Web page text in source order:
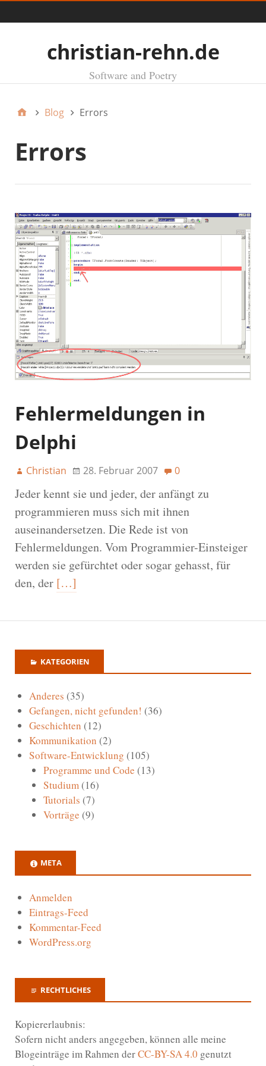
christian-rehn.de
Software and Poetry
Blog Errors
Errors
Fehlermeldungen in
Delphi
Christian 28. Februar 2007 0
Jeder kennt sie und jeder, der anfängt zu
programmieren muss sich mit ihnen
auseinandersetzen. Die Rede ist von
Fehlermeldungen. Vom Programmier-Einsteiger
werden sie gefürchtet oder sogar gehasst, für
den, der […]
KATEGORIEN
Anderes (35)
Gefangen, nicht gefunden! (36)
Geschichten (12)
Kommunikation (2)
Software-Entwicklung (105)
Programme und Code (13)
Studium(16)
Tutorials (7)
Vorträge (9)
META
Anmelden
Eintrags-Feed
Kommentar-Feed
WordPress.org
RECHTLICHES
Kopiererlaubnis:
Sofern nicht anders angegeben, können alle meine
Blogeinträge im Rahmen derCC-BY-SA 4.0 genutzt